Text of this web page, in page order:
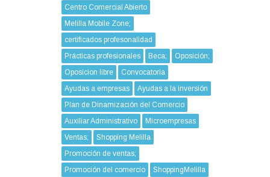
Centro Comercial Abierto
Melilla Mobile Zone;
certificados profesonalidad
Prácticas profesionales
Beca;
Oposición;
Oposicion libre
Convocatoria
Ayudas a empresas
Ayudas a la inversión
Plan de Dinamización del Comercio
Auxiliar Administrativo
Microempresas
Ventas;
Shopping Melilla
Promoción de ventas;
Promoción del comercio
ShoppingMelilla